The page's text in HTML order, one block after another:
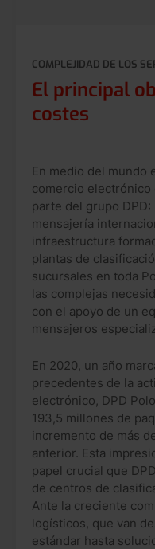
COMPLEJIDAD DE LOS
El principal
costes
En medio del mundo
comercio electrónico
parte del grupo
mensajería
infraestructura
plantas de
sucursales en toda
las complejas
con el apoyo de un
mensajeros
En 2020, un año
precedentes de la
electrónico, DPD
193,5 millones de
incremento de más
anterior. Esta
papel crucial que
de centros de
Ante la creciente
logísticos, que van
estándar hasta